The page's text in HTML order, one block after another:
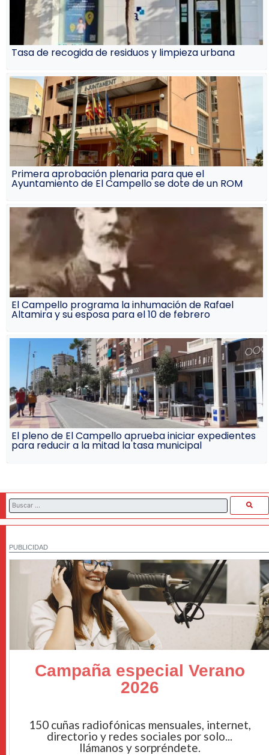
Tasa de recogida de residuos y limpieza urbana
Primera aprobación plenaria para que el
Ayuntamiento de El Campello se dote de un ROM
El Campello programa la inhumación de Rafael
Altamira y su esposa para el 10 de febrero
El pleno de El Campello aprueba iniciar expedientes
para reducir a la mitad la tasa municipal
PUBLICIDAD
Campaña especial Verano
2026
150 cuñas radiofónicas mensuales, internet,
directorio y redes sociales por solo...
llámanos y sorpréndete.